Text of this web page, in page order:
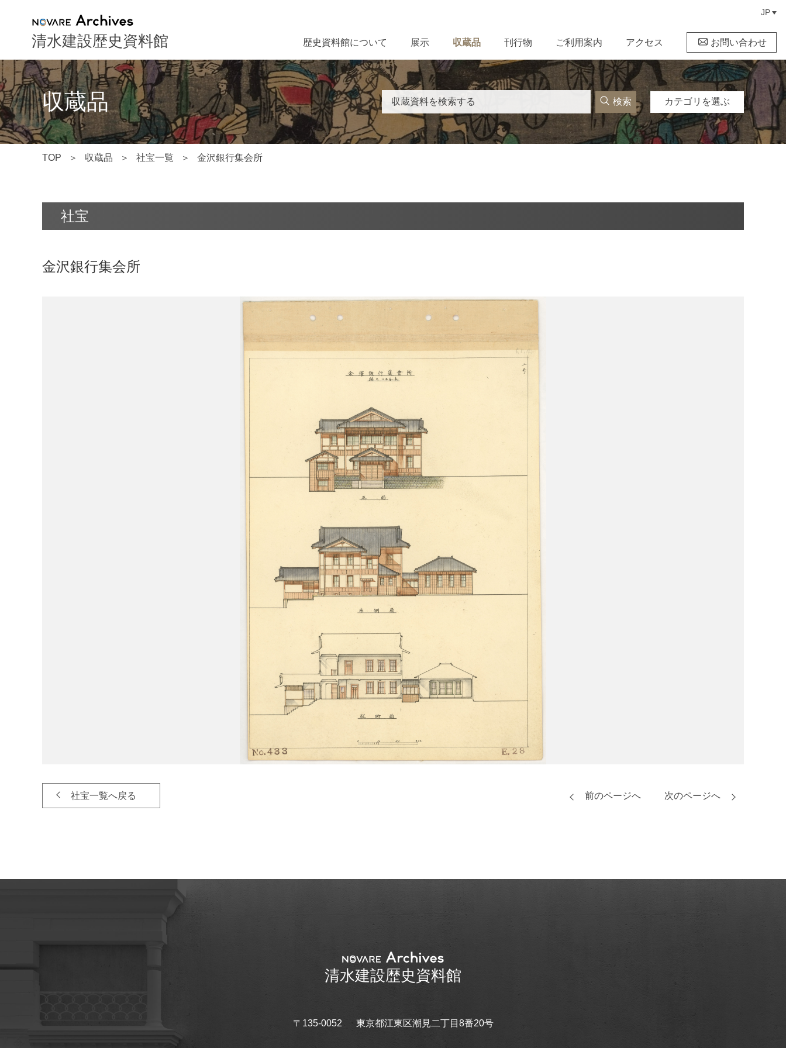
清水建設歴史資料館
JP
歴史資料館について 展示 収蔵品 刊行物 ご利用案内 アクセス お問い合わせ
収蔵品 検索 カテゴリを選ぶ
TOP 収蔵品 社宝一覧 金沢銀行集会所
社宝
金沢銀行集会所
社宝一覧へ戻る 前のページへ 次のページへ
清水建設歴史資料館
〒135-0052 東京都江東区潮見二丁目8番20号